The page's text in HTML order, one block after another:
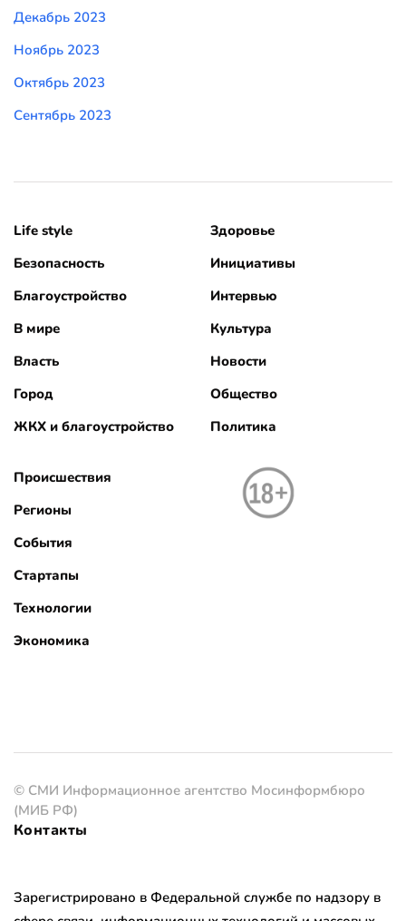
Декабрь 2023
Ноябрь 2023
Октябрь 2023
Сентябрь 2023
Life style
Безопасность
Благоустройство
В мире
Власть
Город
ЖКХ и благоустройство
Здоровье
Инициативы
Интервью
Культура
Новости
Общество
Политика
Происшествия
Регионы
События
Стартапы
Технологии
Экономика
© СМИ Информационное агентство Мосинформбюро
(МИБ РФ)
Контакты
Зарегистрировано в Федеральной службе по надзору в